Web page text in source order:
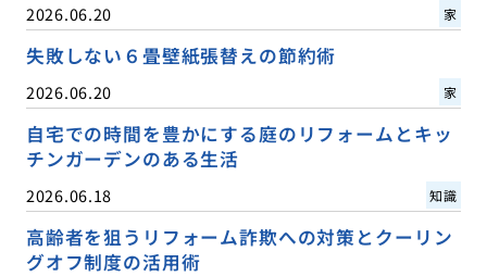
2026.06.20 家
失敗しない６畳壁紙張替えの節約術
2026.06.20 家
自宅での時間を豊かにする庭のリフォームとキッ
チンガーデンのある生活
2026.06.18 知識
高齢者を狙うリフォーム詐欺への対策とクーリン
グオフ制度の活用術